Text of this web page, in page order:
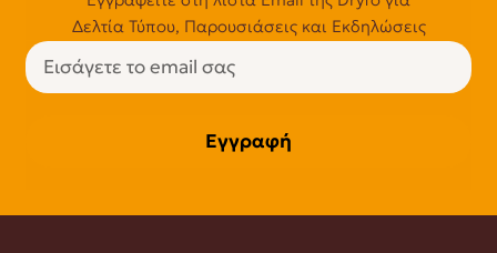
Δελτία Τύπου, Παρουσιάσεις και Εκδηλώσεις
Εγγραφή